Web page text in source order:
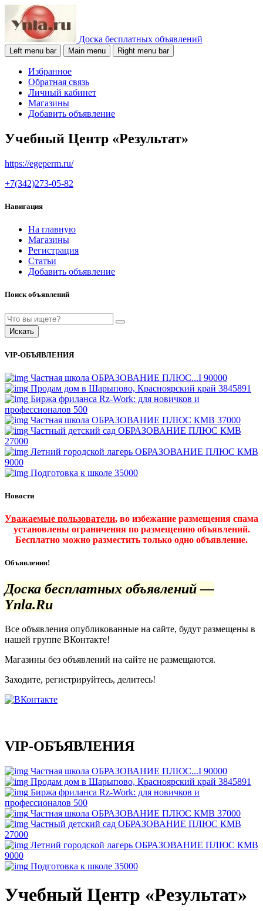
Доска бесплатных объявлений
Left menu bar Main menu Right menu bar
Избранное
Обратная связь
Личный кабинет
Магазины
Добавить объявление
Учебный Центр «Результат»
https://egeperm.ru/
+7(342)273-05-82
Навигация
На главную
Магазины
Регистрация
Статьи
Добавить объявление
Поиск объявлений
Искать
VIP-ОБЪЯВЛЕНИЯ
Частная школа ОБРАЗОВАНИЕ ПЛЮС...I 90000
Продам дом в Шарыпово, Красноярский край 3845891
Биржа фриланса Rz-Work: для новичков и
профессионалов 500
Частная школа ОБРАЗОВАНИЕ ПЛЮС КМВ 37000
Частный детский сад ОБРАЗОВАНИЕ ПЛЮС КМВ
27000
Летний городской лагерь ОБРАЗОВАНИЕ ПЛЮС КМВ
9000
Подготовка к школе 35000
Новости
Уважаемые пользователи, во избежание размещения спама
установлены ограничения по размещению объявлений.
Бесплатно можно разместить только одно объявление.
Объявления!
Доска бесплатных объявлений —
Ynla.Ru
Все объявления опубликованные на сайте, будут размещены в
нашей группе ВКонтакте!
Магазины без объявлений на сайте не размещаются.
Заходите, регистрируйтесь, делитесь!
VIP-ОБЪЯВЛЕНИЯ
Частная школа ОБРАЗОВАНИЕ ПЛЮС...I 90000
Продам дом в Шарыпово, Красноярский край 3845891
Биржа фриланса Rz-Work: для новичков и
профессионалов 500
Частная школа ОБРАЗОВАНИЕ ПЛЮС КМВ 37000
Частный детский сад ОБРАЗОВАНИЕ ПЛЮС КМВ
27000
Летний городской лагерь ОБРАЗОВАНИЕ ПЛЮС КМВ
9000
Подготовка к школе 35000
Учебный Центр «Результат»